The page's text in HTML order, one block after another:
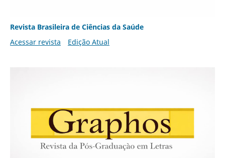
Revista Brasileira de Ciências da Saúde
Acessar revista
Edição Atual